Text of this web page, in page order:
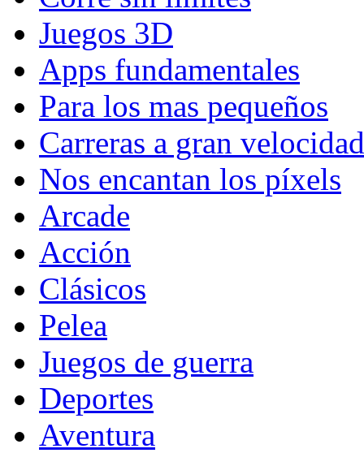
Juegos 3D
Apps fundamentales
Para los mas pequeños
Carreras a gran velocidad
Nos encantan los píxels
Arcade
Acción
Clásicos
Pelea
Juegos de guerra
Deportes
Aventura